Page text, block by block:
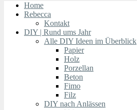
Home
Rebecca
Kontakt
DIY | Rund ums Jahr
Alle DIY Ideen im Überblick
Papier
Holz
Porzellan
Beton
Fimo
Filz
DIY nach Anlässen